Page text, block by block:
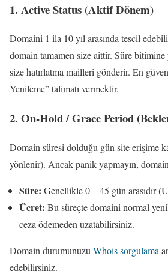
1. Active Status (Aktif Dönem)
Domaini 1 ila 10 yıl arasında tescil
domain tamamen size aittir. Süre bitimine
size hatırlatma mailleri gönderir. En
Yenileme” talimatı vermektir.
2. On-Hold / Grace Period
Domain süresi dolduğu gün site erişime
yönlenir). Ancak panik yapmayın,
Süre: Genellikle 0 – 45 gün arasıdır
Ücret: Bu süreçte domaini normal
ceza ödemeden uzatabilirsiniz.
Domain durumunuzu Whois sorgulama
edebilirsiniz.